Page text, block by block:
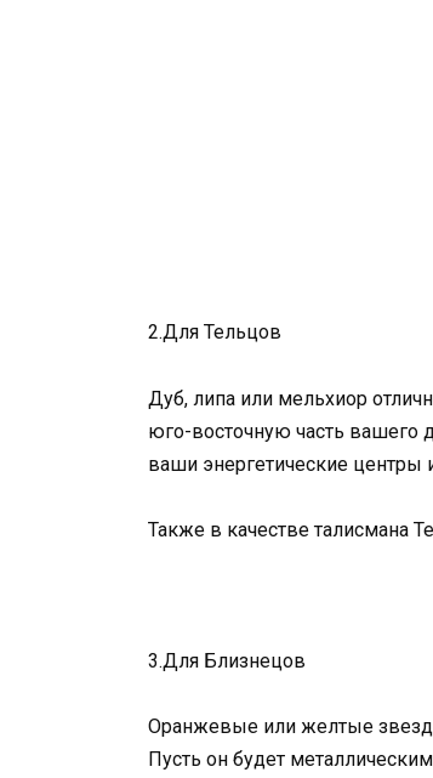
2.Для Тельцов
Дуб, липа или мельхиор
юго-восточную часть вашего
ваши энергетические центры
Также в качестве талисмана
3.Для Близнецов
Оранжевые или желтые
Пусть он будет